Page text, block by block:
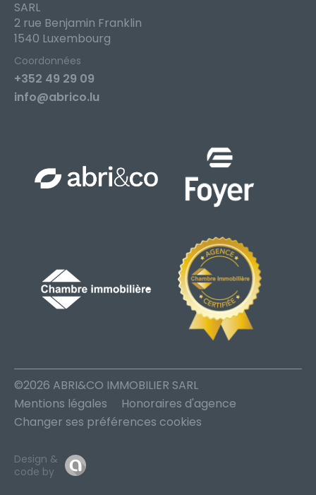
SARL
2 rue Benjamin Franklin
1540 Luxembourg
Coordonnées
+352 49 29 09
info@abrico.lu
©2026 ABRI&CO IMMOBILIER SARL
Mentions légales
Honoraires d'agence
Changer ses préférences cookies
Design &
code by